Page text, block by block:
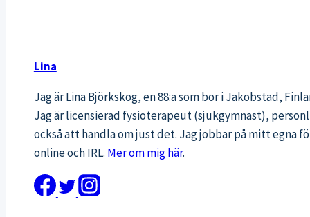
Lina
Jag är Lina Björkskog, en 88:a som bor i Jakobstad,
Jag är licensierad fysioterapeut (sjukgymnast),
också att handla om just det. Jag jobbar på mitt egna
online och IRL. Mer om mig här.